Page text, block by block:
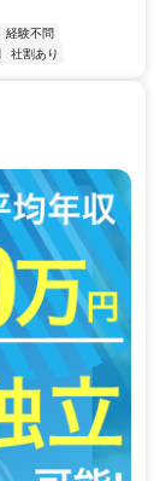
経験不問
社割あり